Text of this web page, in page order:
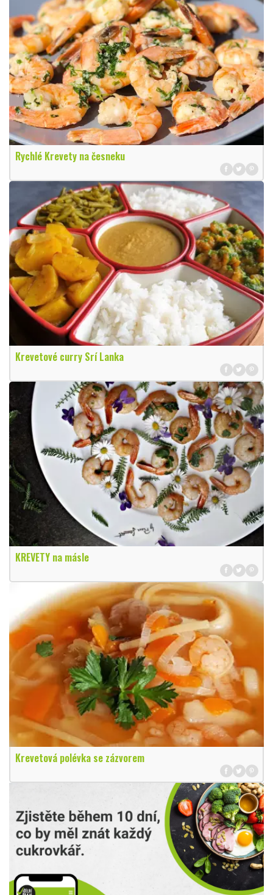
Rychlé Krevety na česneku
Krevetové curry Srí Lanka
KREVETY na másle
Krevetová polévka se zázvorem